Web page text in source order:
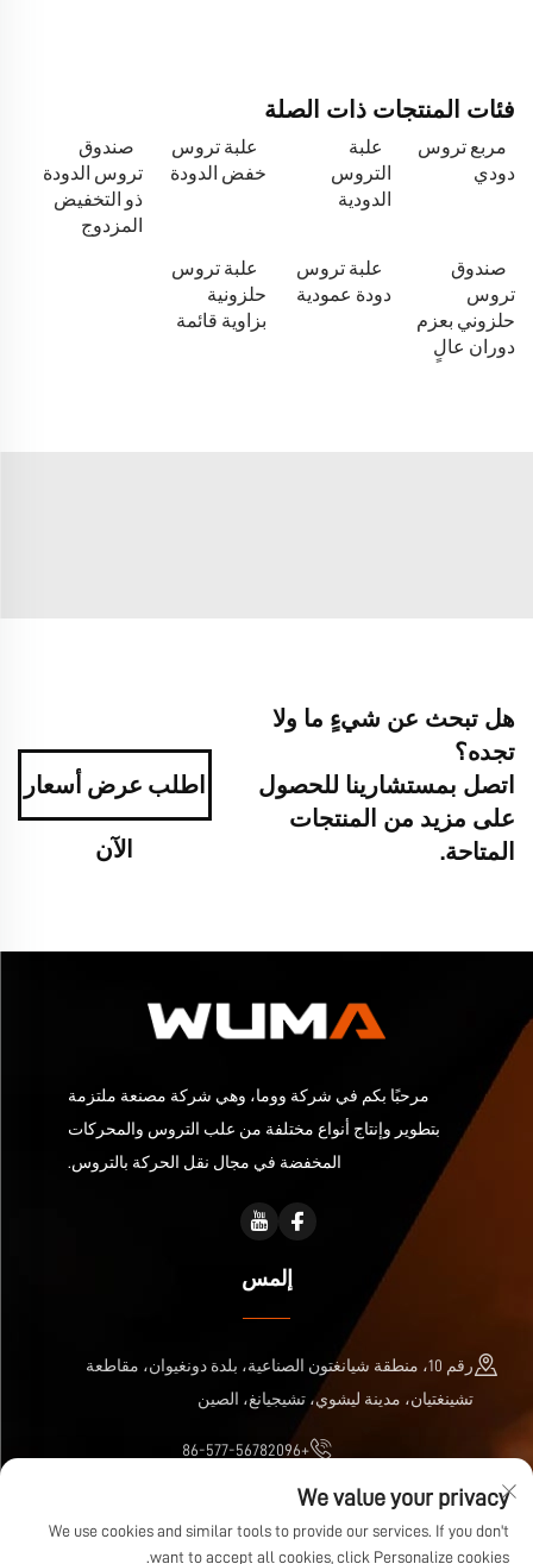
فئات المنتجات ذات الصلة
مربع تروس
دودي
علبة
التروس
الدودية
علبة تروس
خفض الدودة
صندوق
تروس الدودة
ذو التخفيض
المزدوج
صندوق
تروس
حلزوني بعزم
دوران عالٍ
علبة تروس
دودة عمودية
علبة تروس
حلزونية
بزاوية قائمة
هل تبحث عن شيءٍ ما ولا
تجده؟
اتصل بمستشارينا للحصول
على مزيد من المنتجات
المتاحة.
اطلب عرض أسعار
الآن
مرحبًا بكم في شركة ووما، وهي شركة مصنعة ملتزمة
بتطوير وإنتاج أنواع مختلفة من علب التروس والمحركات
المخفضة في مجال نقل الحركة بالتروس.
إلمس
رقم 10، منطقة شيانغتون الصناعية، بلدة دونغيوان، مقاطعة
تشينغتيان، مدينة ليشوي، تشيجيانغ، الصين
+86-577-56782096
[email protected]
We value your privacy
We use cookies and similar tools to provide our services. If you don't
want to accept all cookies, click Personalize cookies.